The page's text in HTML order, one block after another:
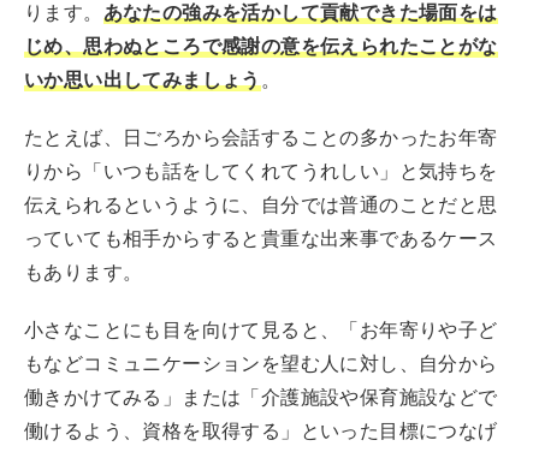
ります。 あなたの強みを活かして貢献できた場面をは
じめ、思わぬところで感謝の意を伝えられたことがな
いか思い出してみましょう。
たとえば、日ごろから会話することの多かったお年寄
りから「いつも話をしてくれてうれしい」と気持ちを
伝えられるというように、自分では普通のことだと思
っていても相手からすると貴重な出来事であるケース
もあります。
小さなことにも目を向けて見ると、「お年寄りや子ど
もなどコミュニケーションを望む人に対し、自分から
働きかけてみる」または「介護施設や保育施設などで
働けるよう、資格を取得する」といった目標につなげ